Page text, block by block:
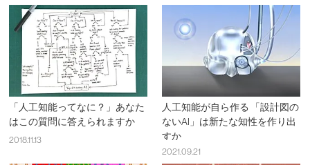
「人工知能ってなに？」あなた
はこの質問に答えられますか
2018.11.13
人工知能が自ら作る 「設計図の
ないAI」は新たな知性を作り出
すか
2021.09.21